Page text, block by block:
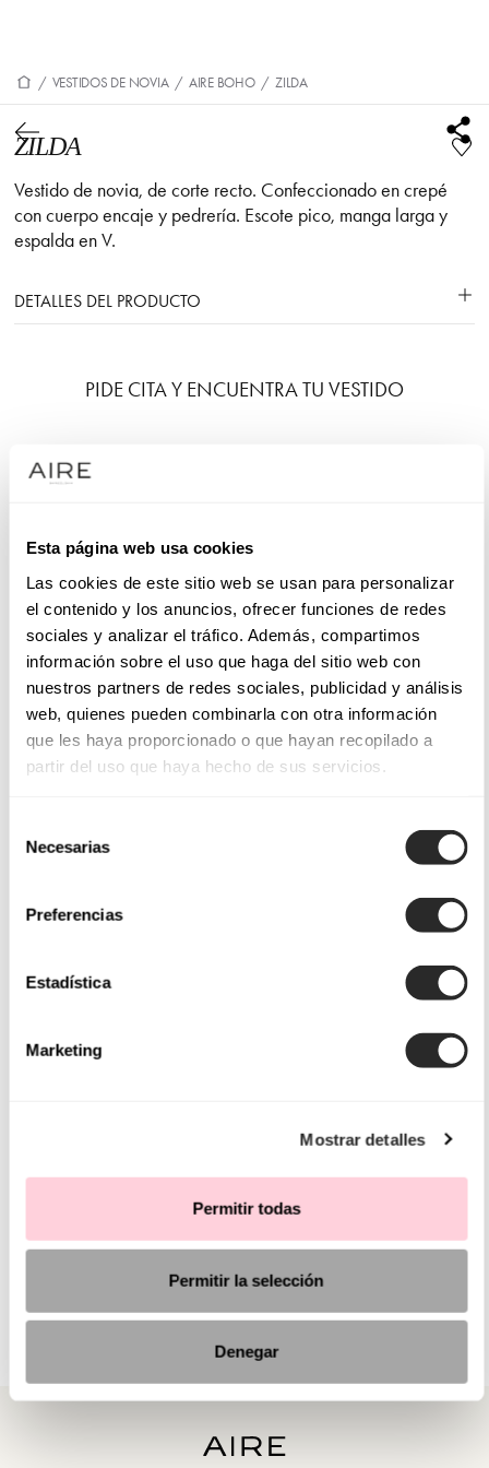
Esta página web usa cookies
Las cookies de este sitio web se usan para personalizar
el contenido y los anuncios, ofrecer funciones de redes
sociales y analizar el tráfico. Además, compartimos
información sobre el uso que haga del sitio web con
nuestros partners de redes sociales, publicidad y análisis
web, quienes pueden combinarla con otra información
que les haya proporcionado o que hayan recopilado a
partir del uso que haya hecho de sus servicios.
Necesarias
Preferencias
Estadística
Marketing
Mostrar detalles
Permitir todas
Permitir la selección
Denegar
/ VESTIDOS DE NOVIA / AIRE BOHO / ZILDA
ZILDA
Vestido de novia, de corte recto. Confeccionado en crepé
con cuerpo encaje y pedrería. Escote pico, manga larga y
espalda en V.
DETALLES DEL PRODUCTO
PIDE CITA Y ENCUENTRA TU VESTIDO